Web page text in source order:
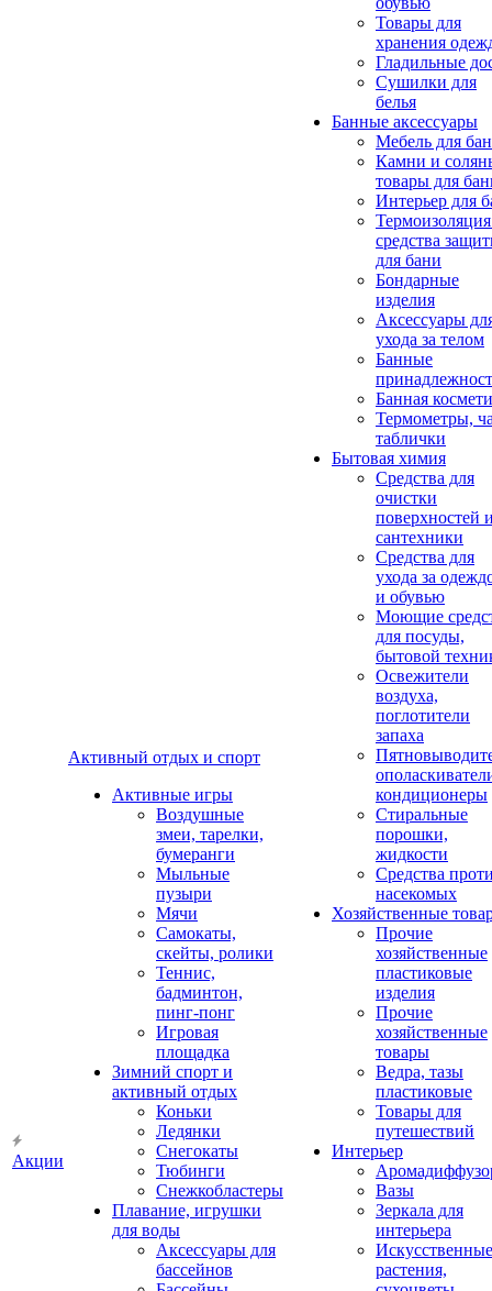
Акции
Активный отдых и спорт
Активные игры
Воздушные
змеи, тарелки,
бумеранги
Мыльные
пузыри
Мячи
Самокаты,
скейты, ролики
Теннис,
бадминтон,
пинг-понг
Игровая
площадка
Зимний спорт и
активный отдых
Коньки
Ледянки
Снегокаты
Тюбинги
Снежкобластеры
Плавание, игрушки
для воды
Аксессуары для
бассейнов
Товары для
хранения
Гладильные
Сушилки для
белья
Банные аксессуары
Мебель для
Камни и
товары для
Интерьер для
средства
для бани
Бондарные
изделия
Аксеcсуары
ухода за телом
Банные
Банная
Термометры,
таблички
Бытовая химия
Средства для
очистки
поверхностей
сантехники
Средства для
ухода за
и обувью
Моющие
для посуды,
бытовой
Освежители
воздуха,
поглотители
запаха
кондиционеры
Стиральные
порошки,
жидкости
Средства
насекомых
Хозяйственные
Прочие
хозяйственные
пластиковые
изделия
Прочие
хозяйственные
товары
Ведра, тазы
пластиковые
Товары для
путешествий
Интерьер
Вазы
Зеркала для
интерьера
Искусственные
растения,